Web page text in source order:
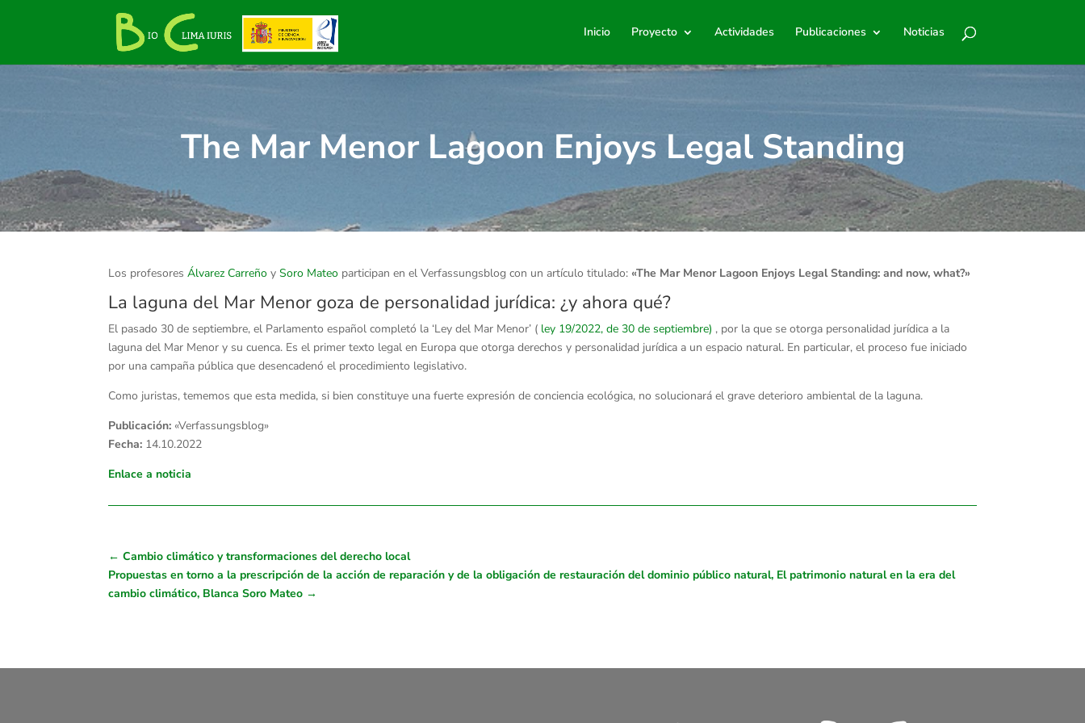
Inicio Proyecto Actividades Publicaciones Noticias
The Mar Menor Lagoon Enjoys Legal Standing
Los profesoresÁlvarez Carreño ySoro Mateo participan en el Verfassungsblog con un artículo titulado: «The Mar Menor Lagoon Enjoys Legal Standing: and now, what?»
La laguna del Mar Menor goza de personalidad jurídica: ¿y ahora qué?
El pasado 30 de septiembre, el Parlamento español completó la ‘Ley del Mar Menor’ ( ley 19/2022, de 30 de septiembre) , por la que se otorga personalidad jurídica a la
laguna del Mar Menor y su cuenca. Es el primer texto legal en Europa que otorga derechos y personalidad jurídica a un espacio natural. En particular, el proceso fue iniciado
por una campaña pública que desencadenó el procedimiento legislativo.
Como juristas, tememos que esta medida, si bien constituye una fuerte expresión de conciencia ecológica, no solucionará el grave deterioro ambiental de la laguna.
Publicación: «Verfassungsblog»
Fecha: 14.10.2022
Enlace a noticia
←Cambio climático y transformaciones del derecho local
Propuestas en torno a la prescripción de la acción de reparación y de la obligación de restauración del dominio público natural, El patrimonio natural en la era del
cambio climático, Blanca Soro Mateo →